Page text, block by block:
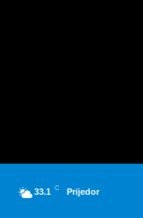
33.1 C Prijedor